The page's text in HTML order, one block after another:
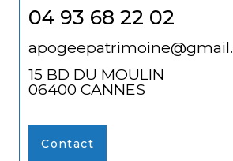
04 93 68 22 02
15 BD DU MOULIN
06400 CANNES
Contact